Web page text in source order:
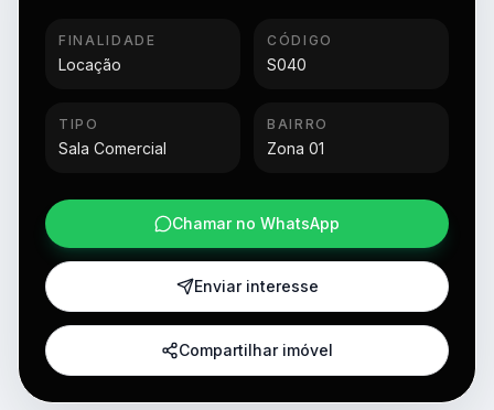
FINALIDADE
Locação
CÓDIGO
S040
TIPO
Sala Comercial
BAIRRO
Zona 01
Chamar no WhatsApp
Enviar interesse
Compartilhar imóvel